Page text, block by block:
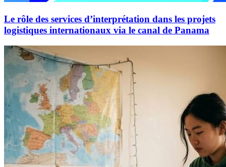
Le rôle des services d’interprétation dans les projets
logistiques internationaux via le canal de Panama